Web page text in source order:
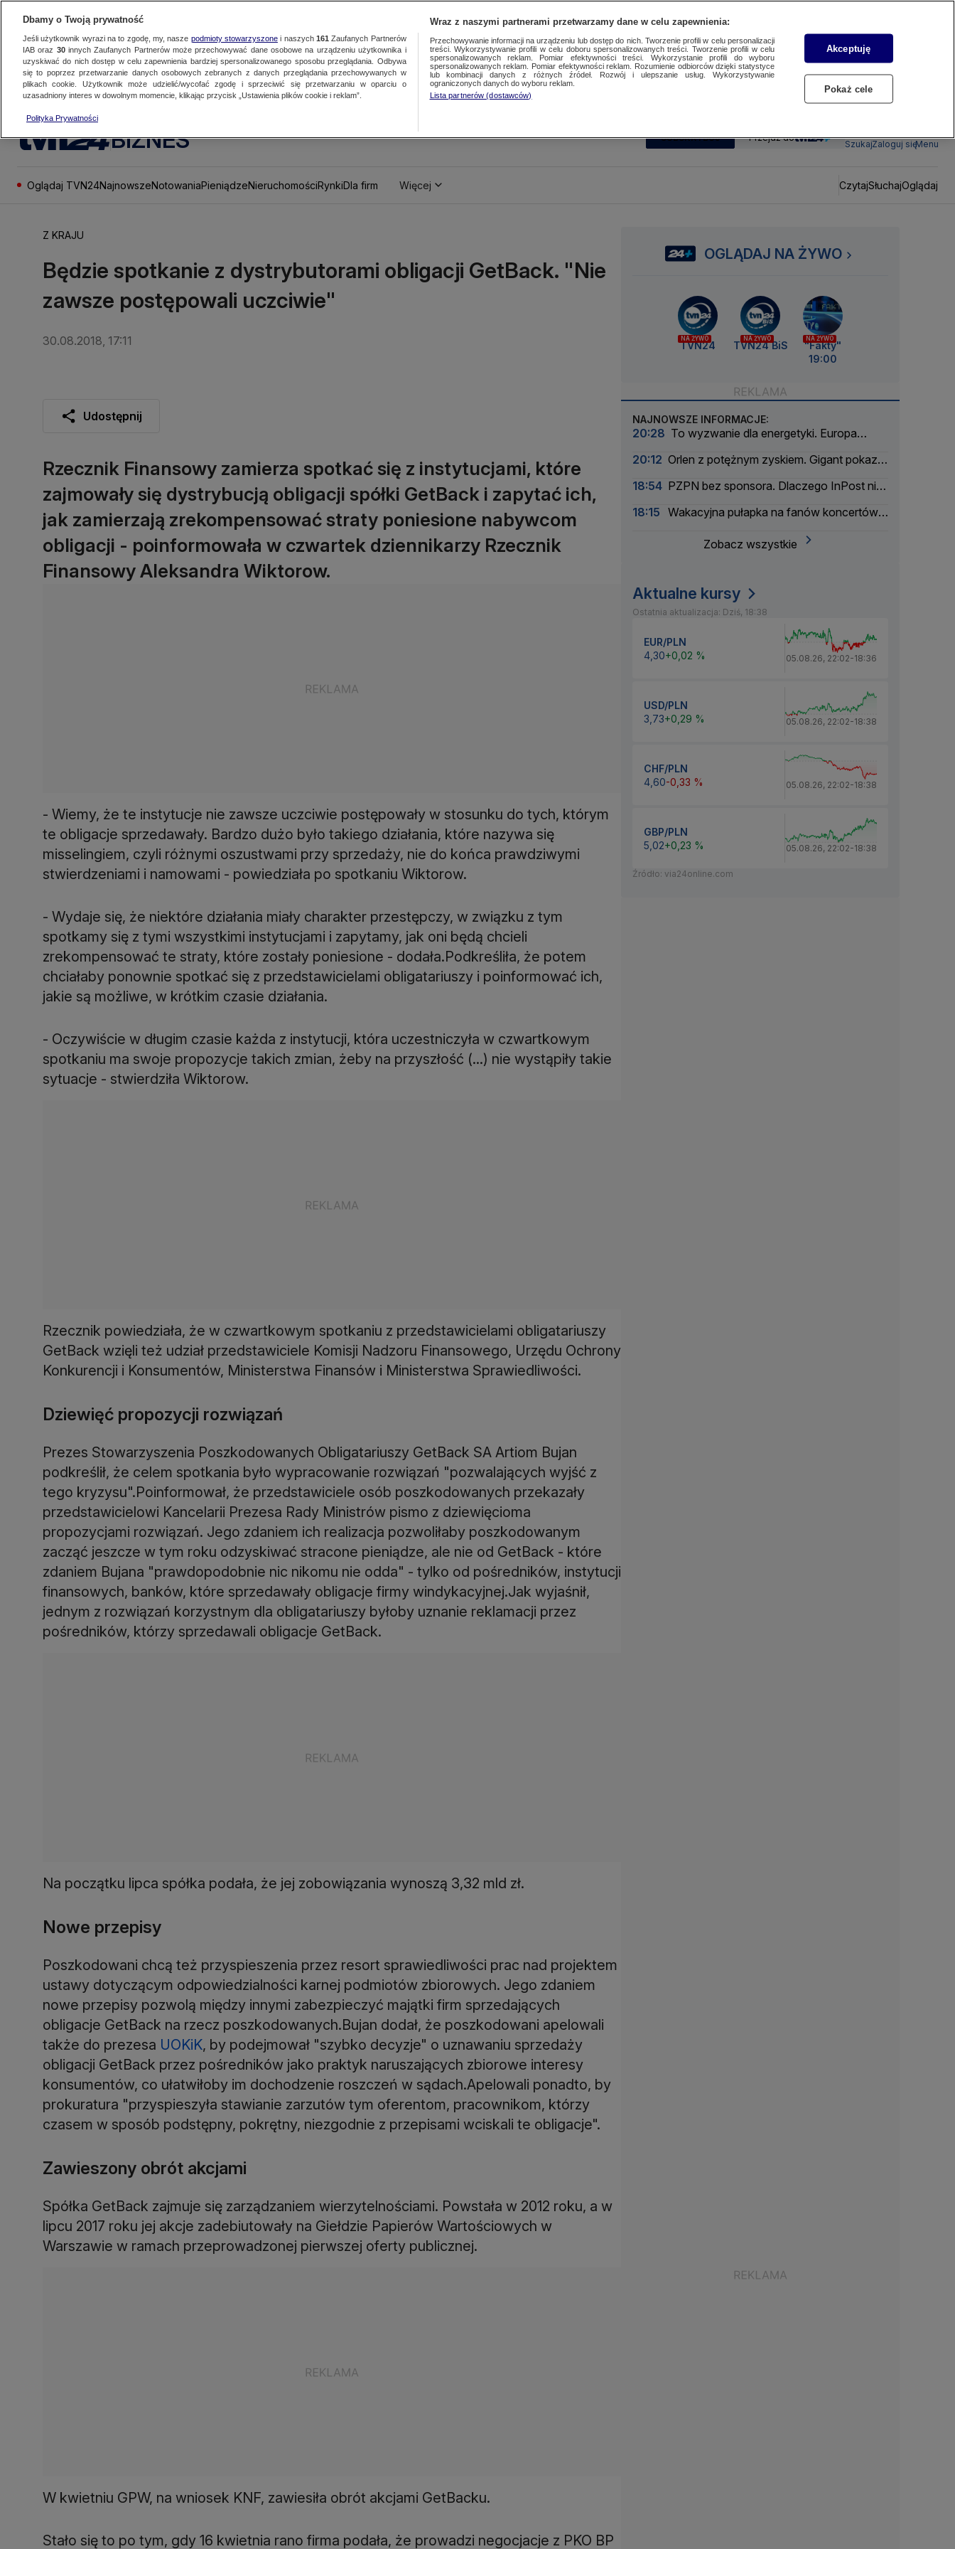
BIZNES SUBSKRYBUJ Przejdź do
SzukajZaloguj sięMenu
Oglądaj TVN24NajnowszeNotowaniaPieniądzeNieruchomościRynkiDla firm Więcej CzytajSłuchajOglądaj
Z KRAJU
Będzie spotkanie z dystrybutorami obligacji GetBack. "Nie
zawsze postępowali uczciwie"
30.08.2018, 17:11
Udostępnij
Rzecznik Finansowy zamierza spotkać się z instytucjami, które
zajmowały się dystrybucją obligacji spółki GetBack i zapytać ich,
jak zamierzają zrekompensować straty poniesione nabywcom
obligacji - poinformowała w czwartek dziennikarzy Rzecznik
Finansowy Aleksandra Wiktorow.
- Wiemy, że te instytucje nie zawsze uczciwie postępowały w stosunku do tych, którym
te obligacje sprzedawały. Bardzo dużo było takiego działania, które nazywa się
misselingiem, czyli różnymi oszustwami przy sprzedaży, nie do końca prawdziwymi
stwierdzeniami i namowami - powiedziała po spotkaniu Wiktorow.
- Wydaje się, że niektóre działania miały charakter przestępczy, w związku z tym
spotkamy się z tymi wszystkimi instytucjami i zapytamy, jak oni będą chcieli
zrekompensować te straty, które zostały poniesione - dodała.Podkreśliła, że potem
chciałaby ponownie spotkać się z przedstawicielami obligatariuszy i poinformować ich,
jakie są możliwe, w krótkim czasie działania.
- Oczywiście w długim czasie każda z instytucji, która uczestniczyła w czwartkowym
spotkaniu ma swoje propozycje takich zmian, żeby na przyszłość (...) nie wystąpiły takie
sytuacje - stwierdziła Wiktorow.
Rzecznik powiedziała, że w czwartkowym spotkaniu z przedstawicielami obligatariuszy
GetBack wzięli też udział przedstawiciele Komisji Nadzoru Finansowego, Urzędu Ochrony
Konkurencji i Konsumentów, Ministerstwa Finansów i Ministerstwa Sprawiedliwości.
Dziewięć propozycji rozwiązań
Prezes Stowarzyszenia Poszkodowanych Obligatariuszy GetBack SA Artiom Bujan
podkreślił, że celem spotkania było wypracowanie rozwiązań "pozwalających wyjść z
tego kryzysu".Poinformował, że przedstawiciele osób poszkodowanych przekazały
przedstawicielowi Kancelarii Prezesa Rady Ministrów pismo z dziewięcioma
propozycjami rozwiązań. Jego zdaniem ich realizacja pozwoliłaby poszkodowanym
zacząć jeszcze w tym roku odzyskiwać stracone pieniądze, ale nie od GetBack - które
zdaniem Bujana "prawdopodobnie nic nikomu nie odda" - tylko od pośredników, instytucji
finansowych, banków, które sprzedawały obligacje firmy windykacyjnej.Jak wyjaśnił,
jednym z rozwiązań korzystnym dla obligatariuszy byłoby uznanie reklamacji przez
pośredników, którzy sprzedawali obligacje GetBack.
Na początku lipca spółka podała, że jej zobowiązania wynoszą 3,32 mld zł.
Nowe przepisy
Poszkodowani chcą też przyspieszenia przez resort sprawiedliwości prac nad projektem
ustawy dotyczącym odpowiedzialności karnej podmiotów zbiorowych. Jego zdaniem
nowe przepisy pozwolą między innymi zabezpieczyć majątki firm sprzedających
obligacje GetBack na rzecz poszkodowanych.Bujan dodał, że poszkodowani apelowali
także do prezesa UOKiK, by podejmował "szybko decyzje" o uznawaniu sprzedaży
obligacji GetBack przez pośredników jako praktyk naruszających zbiorowe interesy
konsumentów, co ułatwiłoby im dochodzenie roszczeń w sądach.Apelowali ponadto, by
prokuratura "przyspieszyła stawianie zarzutów tym oferentom, pracownikom, którzy
czasem w sposób podstępny, pokrętny, niezgodnie z przepisami wciskali te obligacje".
Zawieszony obrót akcjami
Spółka GetBack zajmuje się zarządzaniem wierzytelnościami. Powstała w 2012 roku, a w
lipcu 2017 roku jej akcje zadebiutowały na Giełdzie Papierów Wartościowych w
Warszawie w ramach przeprowadzonej pierwszej oferty publicznej.
W kwietniu GPW, na wniosek KNF, zawiesiła obrót akcjami GetBacku.
Stało się to po tym, gdy 16 kwietnia rano firma podała, że prowadzi negocjacje z PKO BP
OGLĄDAJ NA ŻYWO
NA ŻYWO
TVN24
NA ŻYWO
TVN24 BiS
NA ŻYWO
"Fakty"
19:00
NAJNOWSZE INFORMACJE:
20:28 To wyzwanie dla energetyki. Europa
20:12 Orlen z potężnym zyskiem. Gigant pokazał
18:54 PZPN bez sponsora. Dlaczego InPost nie
18:15 Wakacyjna pułapka na fanów koncertów.
Zobacz wszystkie
Aktualne kursy
Ostatnia aktualizacja: Dziś, 18:38
EUR/PLN
4,30+0,02 % 05.08.26, 22:02-18:36
USD/PLN
3,73+0,29 % 05.08.26, 22:02-18:38
CHF/PLN
4,60-0,33 % 05.08.26, 22:02-18:38
GBP/PLN
5,02+0,23 % 05.08.26, 22:02-18:38
Źródło: via24online.com
Dbamy o Twoją prywatność
Jeśli użytkownik wyrazi na to zgodę, my, nasze podmioty stowarzyszonei naszych 161 Zaufanych Partnerów
IAB oraz 30innych Zaufanych Partnerów może przechowywać dane osobowe na urządzeniu użytkownika i
uzyskiwać do nich dostęp w celu zapewnienia bardziej spersonalizowanego sposobu przeglądania. Odbywa
się to poprzez przetwarzanie danych osobowych zebranych z danych przeglądania przechowywanych w
plikach cookie. Użytkownik może udzielić/wycofać zgodę i sprzeciwić się przetwarzaniu w oparciu o
uzasadniony interes w dowolnym momencie, klikając przycisk „Ustawienia plików cookie i reklam”.
Polityka Prywatności
Wraz z naszymi partnerami przetwarzamy dane w celu zapewnienia:
Przechowywanie informacji na urządzeniu lub dostęp do nich. Tworzenie profili w celu personalizacji
treści. Wykorzystywanie profili w celu doboru spersonalizowanych treści. Tworzenie profili w celu
spersonalizowanych reklam. Pomiar efektywności treści. Wykorzystanie profili do wyboru
spersonalizowanych reklam. Pomiar efektywności reklam. Rozumienie odbiorców dzięki statystyce
lub kombinacji danych z różnych źródeł. Rozwój i ulepszanie usług. Wykorzystywanie
ograniczonych danych do wyboru reklam.
Lista partnerów (dostawców)
Akceptuję
Pokaż cele